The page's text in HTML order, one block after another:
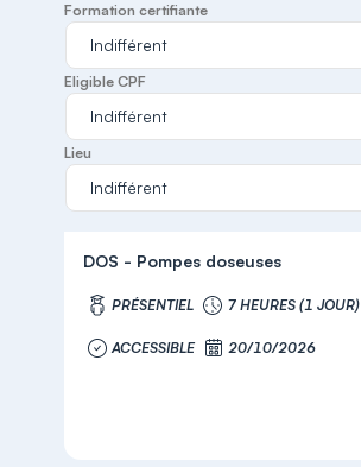
Formation certifiante
Eligible CPF
Lieu
DOS - Pompes doseuses
PRÉSENTIEL 7 HEURES (1 JOUR)
ACCESSIBLE 20/10/2026